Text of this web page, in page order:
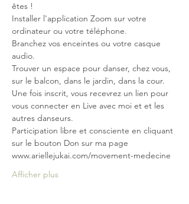
êtes !
Installer l'application Zoom sur votre
ordinateur ou votre téléphone.
Branchez vos enceintes ou votre casque
audio.
Trouver un espace pour danser, chez vous,
sur le balcon, dans le jardin, dans la cour.
Une fois inscrit, vous recevrez un lien pour
vous connecter en Live avec moi et et les
autres danseurs.
Participation libre et consciente en cliquant
sur le bouton Don sur ma page
www.ariellejukai.com/movement-medecine
Afficher plus